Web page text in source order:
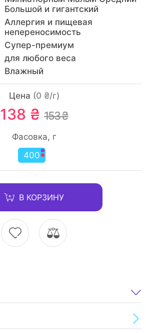
Большой и гигантский
Аллергия и пищевая
непереносимость
Супер-премиум
для любого веса
Влажный
Цена (0 ₴/г)
138 ₴ 153 ₴
Фасовка, г
400
В КОРЗИНУ